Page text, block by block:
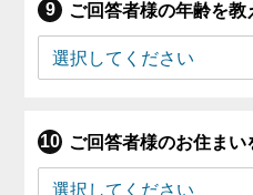
ご回答者様の年齢を教
ご回答者様のお住まい